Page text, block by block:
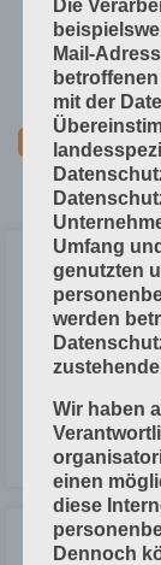
Kunststoff-Folien
durchgehenden,
haben keine
LESEN »
Die
Mail-
mit der
Umfang
genutzten
werden
Wir haben
einen
diese
Dennoch